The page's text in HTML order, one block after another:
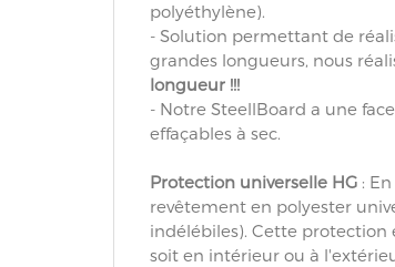
polyéthylène).
- Solution permettant de
grandes longueurs, nous
longueur !!!
- Notre SteellBoard a une
effaçables à sec.
Protection universelle HG :
revêtement en polyester
indélébiles). Cette protection
soit en intérieur ou à